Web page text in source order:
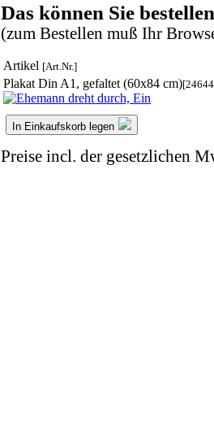
Das können Sie
(zum Bestellen muß Ihr
Artikel [Art.Nr.]
Plakat Din A1, gefaltet (60x84 cm)
In Einkaufskorb legen
Preise incl. der gesetzlichen